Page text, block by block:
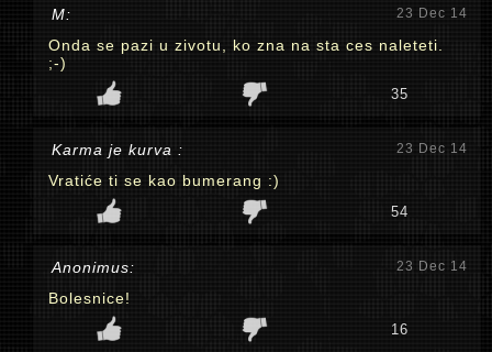
M: 23 Dec 14
Onda se pazi u zivotu, ko zna na sta ces naleteti.
;-)
35
Karma je kurva : 23 Dec 14
Vratiće ti se kao bumerang :)
54
Anonimus: 23 Dec 14
Bolesnice!
16